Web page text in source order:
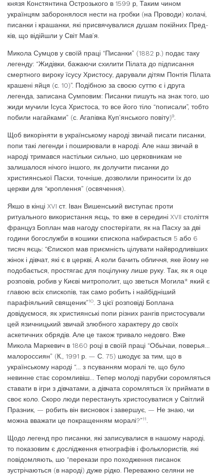
князя Констянтина Острозького в 1599 р, Таким чином
українцям заборонялося нести на гробки (на Проводи) колачі,
писанки і крашанки, які присвячувалися душам покійних Пред­
ків, що відійшли у Світ Мав’я.
Микола Сумцов у своїй праці “Писанки” (1882 р.) подає таку
легенду: “Жидівки, ба­жаючи схилити Пілата до підписання
смер­тного вироку їсусу Христосу, дарували ді­тям Понтія Пілата
крашені яйця (с. 10)”. Подібною за своєю суттю є і друга
легенда, записана Сумповим: Писанки пишуть на знак того, шо
жиди мучили Ісуса Христоса, то все його тіло “пописали”, тобто
побили на­гайками” (с. Агапівка Куп’янського повіту)9.
Щоб викоріняти в українському народі звичай писати писанки,
попи такі легенди і поширювали в народі. Але наш звичай в
на­роді тримався настільки сильно, шо церко­вникам не
залишалося нічого іншого, як долучити писанки до
християнської Пасхи, точніше, дозволили приносити їх до
церкви для “кроплення” (освячення).
Якшо в кінці XVI ст. Іван Вишенський виступає проти
ритуального використа­ння яєць, то вже в середині XVII століття
француз Боплан мав нагоду спостерігати, як на Пасху за дві
години богослужби в ко­шики єпископа набирається 5 або 6
тисяч яєць: “Єпископ мав приємність цілувати найвродливіших
жінок і дівчат, які є в церкві, А коли бачить обличчя, яке йому не
подобається, простягає для поцілунку лише руку. Так, як я оце
розповів, робив у Києві митрополит, що зветься Могила* який є
главою всіх єпископів, так само робить і найбідніший
парафіяльний священик”10. З цієї розповіді Боплана
довідуємося, як хри­стиянські попи різних рангів пристосували
цей язичницький звичай злюбного характе­ру до своїх
аскетичних обрядів. Але це та­кож тривало недовго. Вже
Микола Марке­вич в 1860 році в своїй праці “Обьічаи, поверья…
малороссиян” (К., 1991 р. — С. 75) шкодує за тим, що в
українському народі “… з псуванням моралі те, що було
невинне стає соромливіш… Тепер молоді парубки соромляться
ставати в ігри з дівчатами, а дівчата соромляться їх приймати в
своє коло. Скоро люди перестануть христосува­тися у Світлий
Празник, — робить він вис­новок і завершує, — Не знаю, чи
можна вважати це покращенням моралі?”11.
Щодо легенд про писанки, які запису­валися в нашому народі,
то показовим є дослідження етнографів і фольклористів, які
повідомляють, шо “перекази про поход­ження писанок
зустрічаються (в народі) ду­же рідко. Переважно селяни не